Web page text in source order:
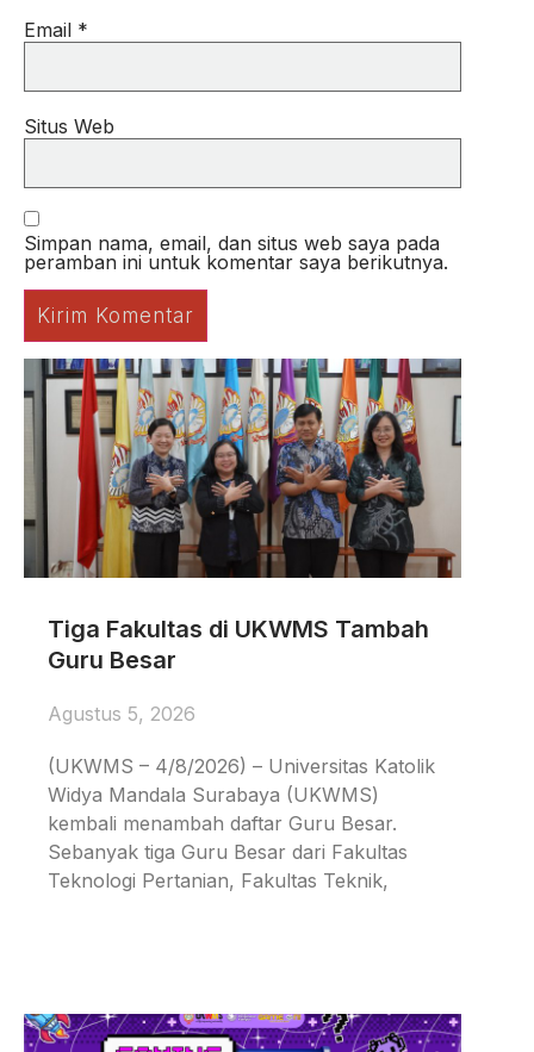
Email *
Situs Web
Simpan nama, email, dan situs web saya pada
peramban ini untuk komentar saya berikutnya.
Tiga Fakultas di UKWMS Tambah
Guru Besar
Agustus 5, 2026
(UKWMS – 4/8/2026) – Universitas Katolik
Widya Mandala Surabaya (UKWMS)
kembali menambah daftar Guru Besar.
Sebanyak tiga Guru Besar dari Fakultas
Teknologi Pertanian, Fakultas Teknik,